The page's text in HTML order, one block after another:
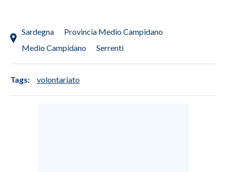
Sardegna
Provincia Medio Campidano
Medio Campidano
Serrenti
Tags: volontariato